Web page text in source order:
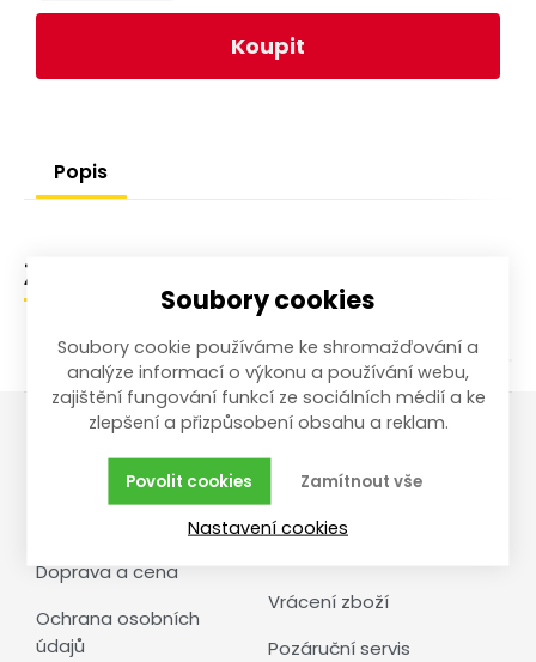
Koupit
Popis
Zařazení zboží
Vše o nákupu
Obchodní podmínky
Doprava a cena
Ochrana osobních
údajů
Reklamace,
vrácení, servis
Vrácení zboží
Pozáruční servis
Soubory cookies
Soubory cookie používáme ke shromažďování a
analýze informací o výkonu a používání webu,
zajištění fungování funkcí ze sociálních médií a ke
zlepšení a přizpůsobení obsahu a reklam.
Zamítnout vše
Povolit cookies
Nastavení cookies